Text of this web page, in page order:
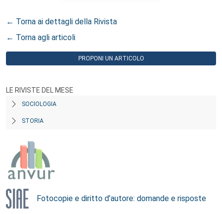
← Torna ai dettagli della Rivista
← Torna agli articoli
PROPONI UN ARTICOLO
LE RIVISTE DEL MESE
SOCIOLOGIA
STORIA
Fotocopie e diritto d’autore: domande e risposte